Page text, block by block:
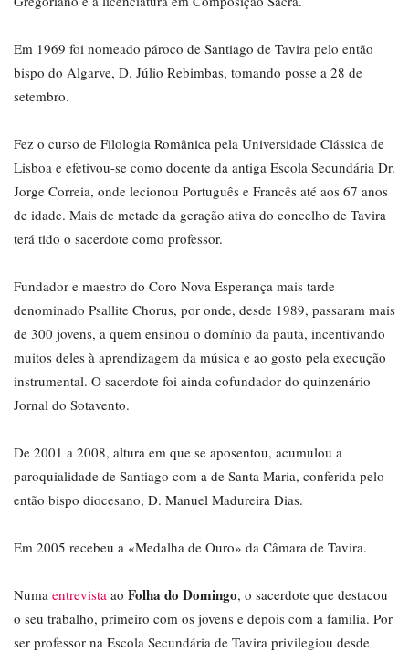
Em 1969 foi nomeado pároco de Santiago de Tavira pelo então
bispo do Algarve, D. Júlio Rebimbas, tomando posse a 28 de
setembro.
Fez o curso de Filologia Românica pela Universidade Clássica de
Lisboa e efetivou-se como docente da antiga Escola Secundária Dr.
Jorge Correia, onde lecionou Português e Francês até aos 67 anos
de idade. Mais de metade da geração ativa do concelho de Tavira
terá tido o sacerdote como professor.
Fundador e maestro do Coro Nova Esperança mais tarde
denominado Psallite Chorus, por onde, desde 1989, passaram mais
de 300 jovens, a quem ensinou o domínio da pauta, incentivando
muitos deles à aprendizagem da música e ao gosto pela execução
instrumental. O sacerdote foi ainda cofundador do quinzenário
Jornal do Sotavento.
De 2001 a 2008, altura em que se aposentou, acumulou a
paroquialidade de Santiago com a de Santa Maria, conferida pelo
então bispo diocesano, D. Manuel Madureira Dias.
Em 2005 recebeu a «Medalha de Ouro» da Câmara de Tavira.
Numa entrevista ao Folha do Domingo, o sacerdote que destacou
o seu trabalho, primeiro com os jovens e depois com a família. Por
ser professor na Escola Secundária de Tavira privilegiou desde